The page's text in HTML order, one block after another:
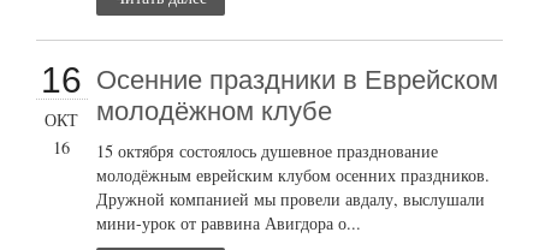
16
ОКТ
16
Осенние праздники в Еврейском
молодёжном клубе
15 октября состоялось душевное празднование
молодёжным еврейским клубом осенних праздников.
Дружной компанией мы провели авдалу, выслушали
мини-урок от раввина Авигдора о...